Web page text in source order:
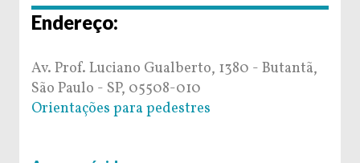
Endereço:
Av. Prof. Luciano Gualberto, 1380 - Butantã,
São Paulo - SP, 05508-010
Orientações para pedestres